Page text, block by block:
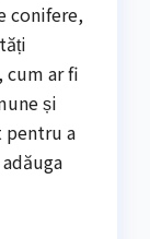
conifere,
cum ar fi
și
pentru a